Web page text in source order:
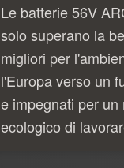
Le batterie 56V
solo superano la
migliori per
l'Europa verso un
e impegnati per
ecologico di